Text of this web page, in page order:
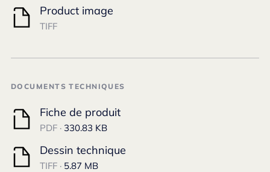
Product image
TIFF
DOCUMENTS TECHNIQUES
Fiche de produit
PDF · 330.83 KB
Dessin technique
TIFF · 5.87 MB